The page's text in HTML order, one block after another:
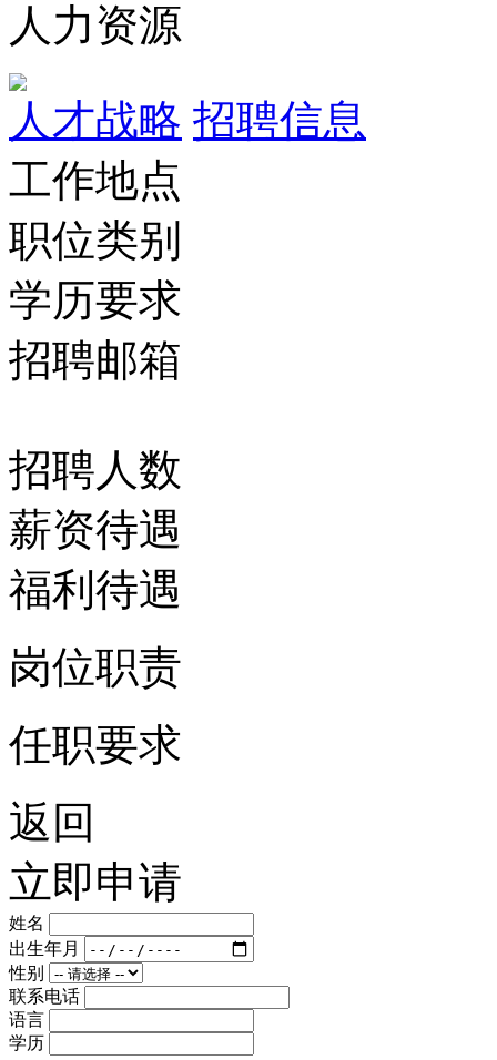
人力资源
人才战略 招聘信息
工作地点
职位类别
学历要求
招聘邮箱
招聘人数
薪资待遇
福利待遇
岗位职责
任职要求
返回
立即申请
姓名
出生年月
性别
联系电话
语言
学历